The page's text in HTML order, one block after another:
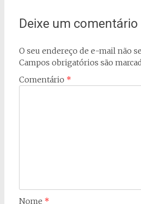
Deixe um comentário
O seu endereço de e-mail não
Campos obrigatórios são
Comentário *
Nome *